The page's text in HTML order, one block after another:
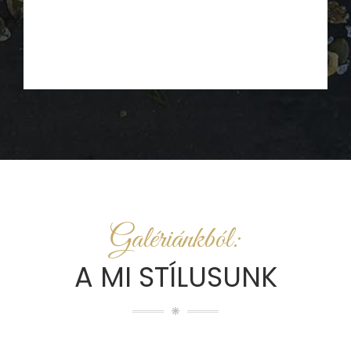
Galériánkból:
A MI STÍLUSUNK